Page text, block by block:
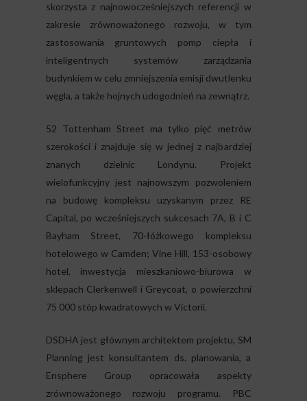
skorzysta z najnowocześniejszych referencji w
zakresie zrównoważonego rozwoju, w tym
zastosowania gruntowych pomp ciepła i
inteligentnych systemów zarządzania
budynkiem w celu zmniejszenia emisji dwutlenku
węgla, a także hojnych udogodnień na zewnątrz.
52 Tottenham Street ma tylko pięć metrów
szerokości i znajduje się w jednej z najbardziej
znanych dzielnic Londynu. Projekt
wielofunkcyjny jest najnowszym pozwoleniem
na budowę kompleksu uzyskanym przez RE
Capital, po wcześniejszych sukcesach 7A, B i C
Bayham Street, 70-łóżkowego kompleksu
hotelowego w Camden; Vine Hill, 153-osobowy
hotel, inwestycja mieszkaniowo-biurowa w
sklepach Clerkenwell i Greycoat, o powierzchni
75 000 stóp kwadratowych w Victorii.
DSDHA jest głównym architektem projektu, SM
Planning jest konsultantem ds. planowania, a
Ensphere Group opracowała aspekty
zrównoważonego rozwoju programu. PBC